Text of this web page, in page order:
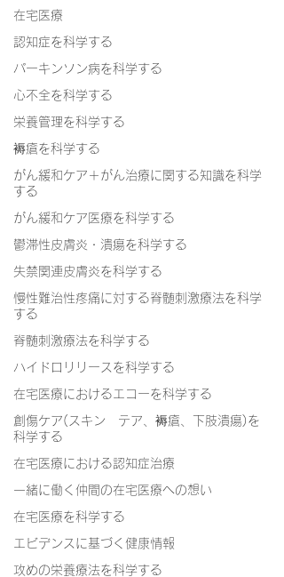
在宅医療
認知症を科学する
パーキンソン病を科学する
心不全を科学する
栄養管理を科学する
褥瘡を科学する
がん緩和ケア＋がん治療に関する知識を科学
する
がん緩和ケア医療を科学する
鬱滞性皮膚炎・潰瘍を科学する
失禁関連皮膚炎を科学する
慢性難治性疼痛に対する脊髄刺激療法を科学
する
脊髄刺激療法を科学する
ハイドロリリースを科学する
在宅医療におけるエコーを科学する
創傷ケア(スキン テア、褥瘡、下肢潰瘍)を
科学する
在宅医療における認知症治療
一緒に働く仲間の在宅医療への想い
在宅医療を科学する
エビデンスに基づく健康情報
攻めの栄養療法を科学する